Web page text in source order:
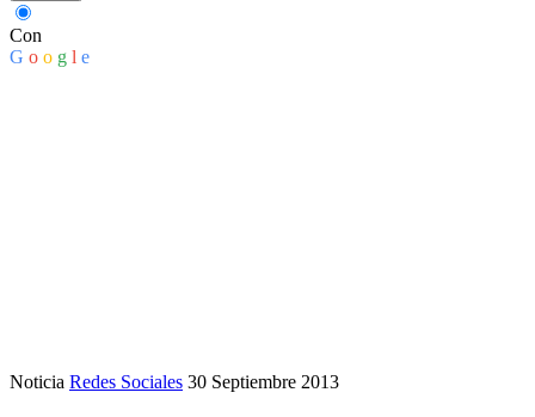
Con
G o o g l e
Noticia Redes Sociales 30 Septiembre 2013